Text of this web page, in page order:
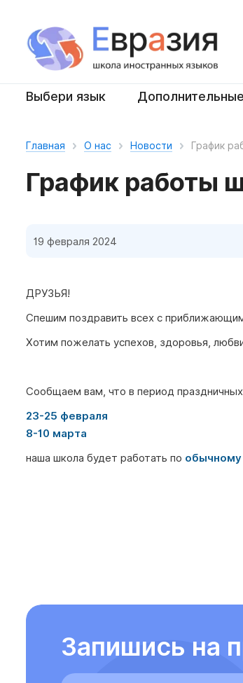
Выбери язык
Главная О нас Новости График
График работы
19 февраля 2024
ДРУЗЬЯ!
Спешим поздравить всех с
Хотим пожелать успехов, здоровья,
Сообщаем вам, что в период
23-25 февраля
8-10 марта
наша школа будет работать по обычному
Запишись на